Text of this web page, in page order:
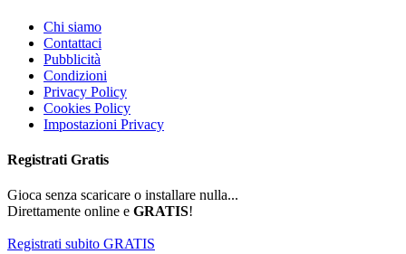
Chi siamo
Contattaci
Pubblicità
Condizioni
Privacy Policy
Cookies Policy
Impostazioni Privacy
Registrati Gratis
Gioca senza scaricare o installare nulla...
Direttamente online e GRATIS!
Registrati subito GRATIS